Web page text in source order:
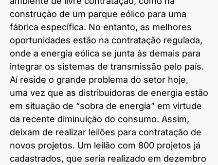
construção de um parque eólico para uma
fábrica específica. No entanto, as melhores
oportunidades estão na contratação regulada,
onde a energia eólica se junta às demais para
integrar os sistemas de transmissão pelo país.
Aí reside o grande problema do setor hoje,
uma vez que as distribuidoras de energia estão
em situação de “sobra de energia” em virtude
da recente diminuição do consumo. Assim,
deixam de realizar leilões para contratação de
novos projetos. Um leilão com 800 projetos já
cadastrados, que seria realizado em dezembro